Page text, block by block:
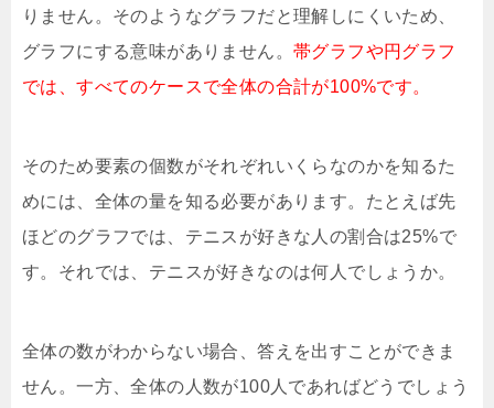
りません。そのようなグラフだと理解しにくいため、
グラフにする意味がありません。 帯グラフや円グラフ
では、すべてのケースで全体の合計が100%です。
そのため要素の個数がそれぞれいくらなのかを知るた
めには、全体の量を知る必要があります。たとえば先
ほどのグラフでは、テニスが好きな人の割合は25%で
す。それでは、テニスが好きなのは何人でしょうか。
全体の数がわからない場合、答えを出すことができま
せん。一方、全体の人数が100人であればどうでしょう